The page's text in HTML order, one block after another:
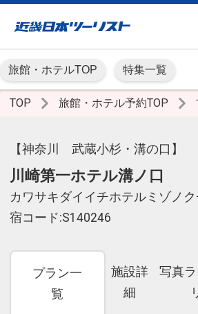
旅館・ホテルTOP 特集一覧
TOP 旅館・ホテル予約TOP
【神奈川 武蔵小杉・溝の口】
川崎第一ホテル溝ノ口
カワサキダイイチホテルミゾノク
宿コード:S140246
プラン一
覧
施設詳
細
写真